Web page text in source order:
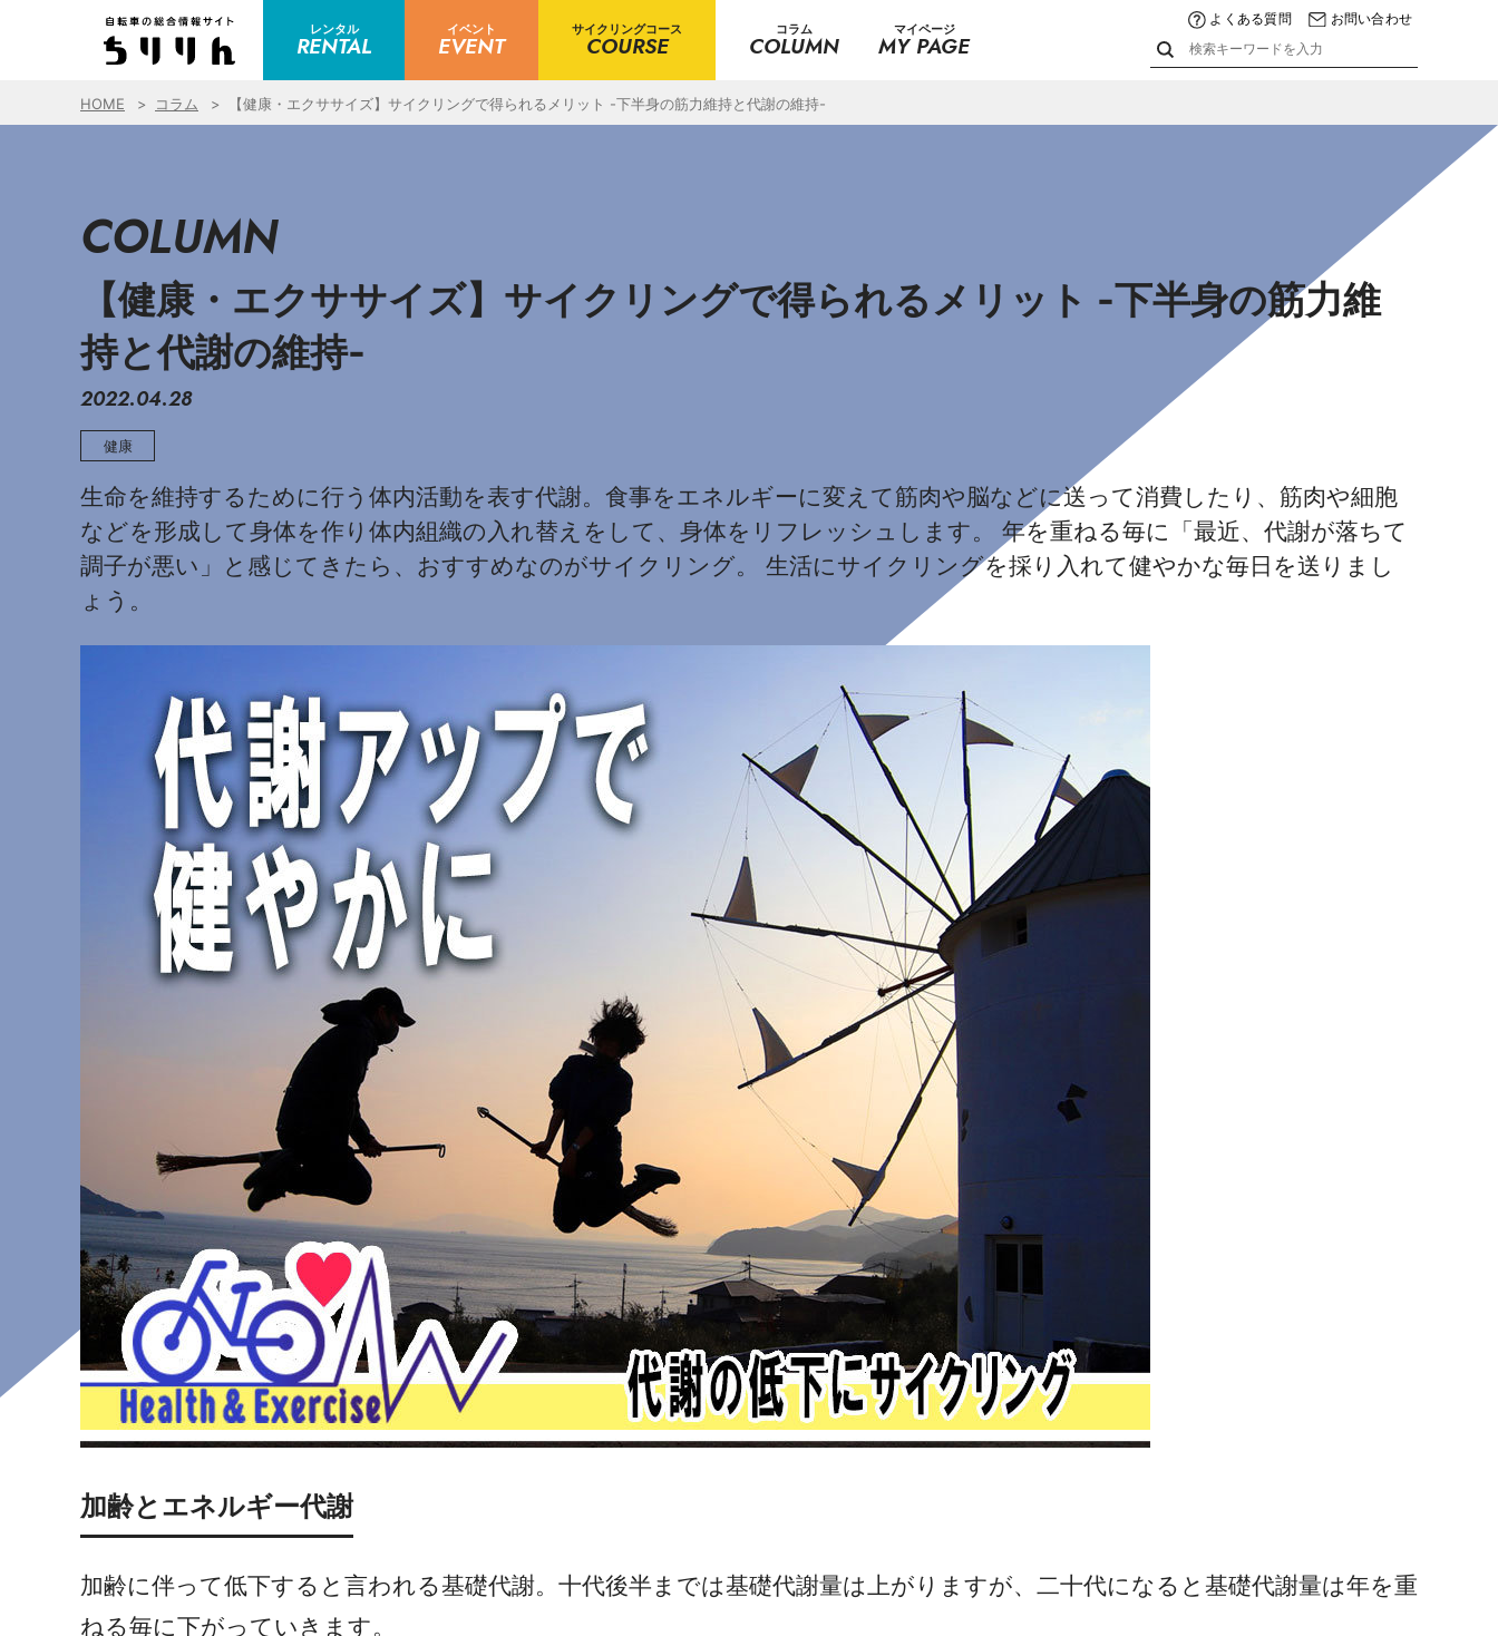
レンタル
RENTAL
イベント
EVENT
サイクリングコース
COURSE
コラム
COLUMN
マイページ
MY PAGE
よくある質問 お問い合わせ
HOME コラム 【健康・エクササイズ】サイクリングで得られるメリット -下半身の筋力維持と代謝の維持-
COLUMN
【健康・エクササイズ】サイクリングで得られるメリット -下半身の筋力維
持と代謝の維持-
2022.04.28
健康
生命を維持するために行う体内活動を表す代謝。食事をエネルギーに変えて筋肉や脳などに送って消費したり、筋肉や細胞
などを形成して身体を作り体内組織の入れ替えをして、身体をリフレッシュします。 年を重ねる毎に「最近、代謝が落ちて
調子が悪い」と感じてきたら、おすすめなのがサイクリング。 生活にサイクリングを採り入れて健やかな毎日を送りまし
ょう。
加齢とエネルギー代謝
加齢に伴って低下すると言われる基礎代謝。十代後半までは基礎代謝量は上がりますが、二十代になると基礎代謝量は年を重
ねる毎に下がっていきます。